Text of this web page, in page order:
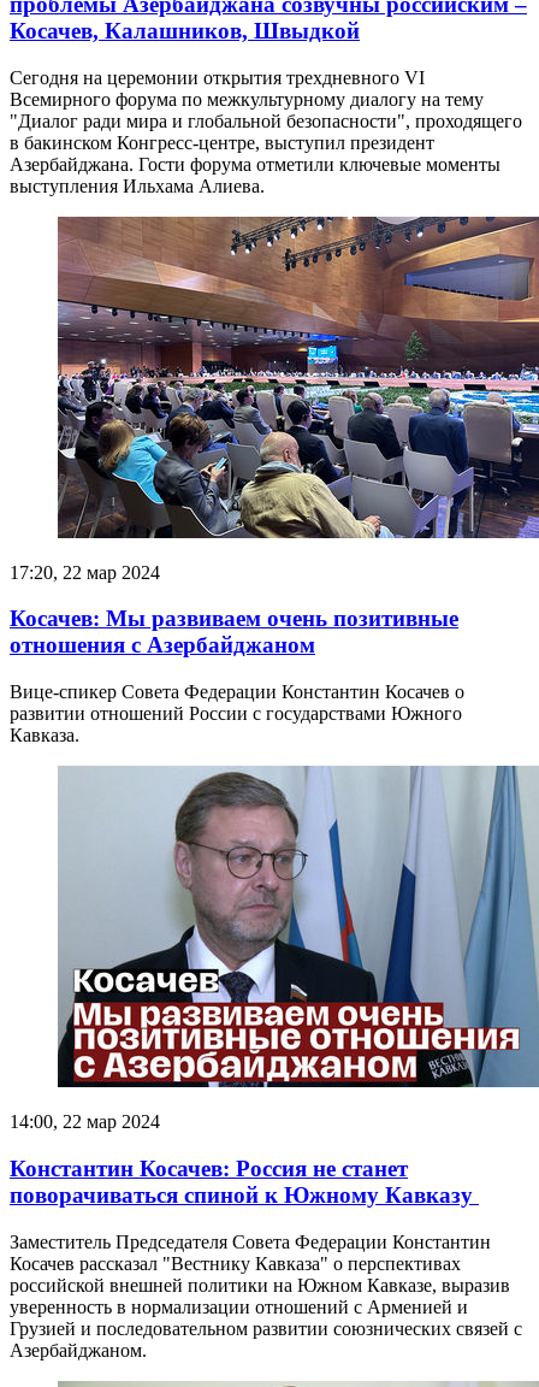
Косачев, Калашников, Швыдкой
Сегодня на церемонии открытия трехдневного VI
Всемирного форума по межкультурному диалогу на тему
"Диалог ради мира и глобальной безопасности", проходящего
в бакинском Конгресс-центре, выступил президент
Азербайджана. Гости форума отметили ключевые моменты
выступления Ильхама Алиева.
17:20, 22 мар 2024
Косачев: Мы развиваем очень позитивные
отношения с Азербайджаном
Вице-спикер Совета Федерации Константин Косачев о
развитии отношений России с государствами Южного
Кавказа.
14:00, 22 мар 2024
Константин Косачев: Россия не станет
поворачиваться спиной к Южному Кавказу
Заместитель Председателя Совета Федерации Константин
Косачев рассказал "Вестнику Кавказа" о перспективах
российской внешней политики на Южном Кавказе, выразив
уверенность в нормализации отношений с Арменией и
Грузией и последовательном развитии союзнических связей с
Азербайджаном.